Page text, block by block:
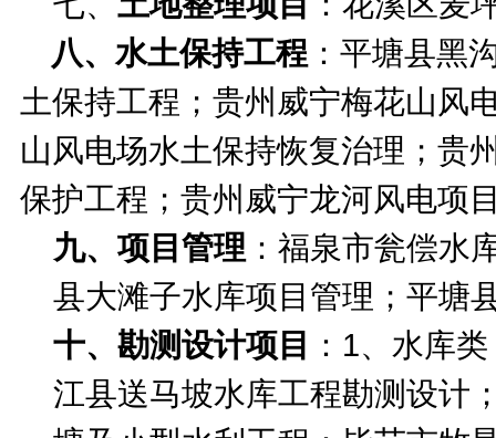
八、水土保持工程 ：平塘县黑
土保持工程；贵州威宁梅花山风
山风电场水土保持恢复治理；贵
保护工程；贵州威宁龙河风电项
九、项目管理 ：福泉市瓮偿水
县大滩子水库项目管理；平塘
十、勘测设计项目
：1、水库
江县送马坡水库工程勘测设计